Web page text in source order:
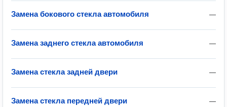
—
Замена бокового стекла автомобиля
—
Замена заднего стекла автомобиля
—
Замена стекла задней двери
—
Замена стекла передней двери